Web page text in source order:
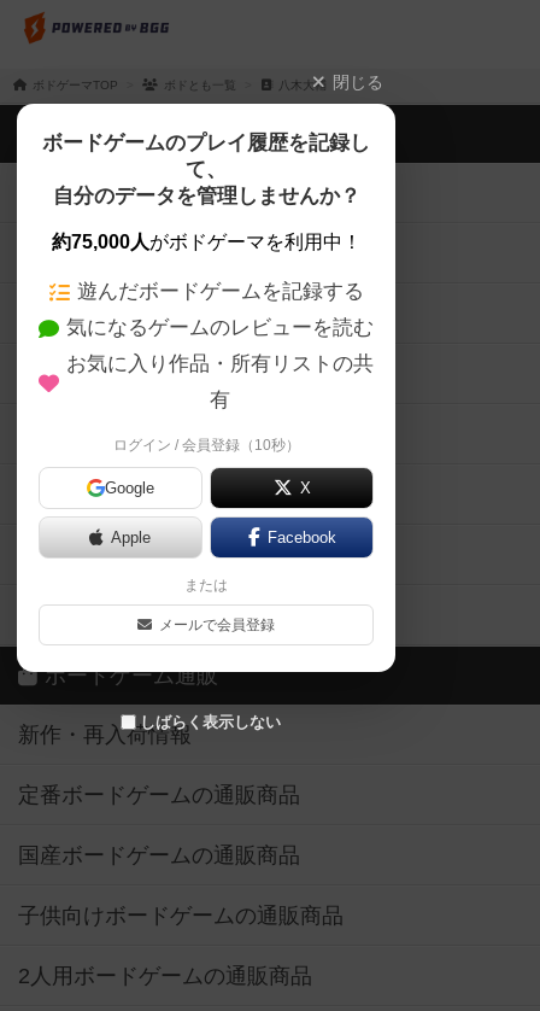
ボドゲーマTOP ボドとも一覧 八木大輔 閉じる
ボードゲームのプレイ履歴を記録し
て、
自分のデータを管理しませんか？
約75,000人がボドゲーマを利用中！
遊んだボードゲームを記録する
気になるゲームのレビューを読む
お気に入り作品・所有リストの共
有
ログイン / 会員登録（10秒）
Google X
Apple Facebook
または
メールで会員登録
しばらく表示しない
ボドゲーマTOP
ボードゲームを検索する
ボードゲームの新着レビュー
ボードゲーム会情報
メカニクス特集
掲示板・トピックス
ボドとも・会員一覧
ボードゲーム業界コラム
ボドゲーマご利用案内
ボードゲーム通販
新作・再入荷情報
定番ボードゲームの通販商品
国産ボードゲームの通販商品
子供向けボードゲームの通販商品
2人用ボードゲームの通販商品